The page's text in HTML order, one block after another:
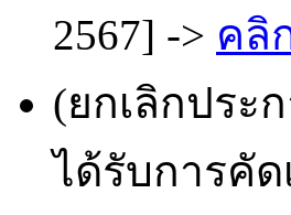
2567] -> คลิ
(ยกเลิกประ
ได้รับการคั